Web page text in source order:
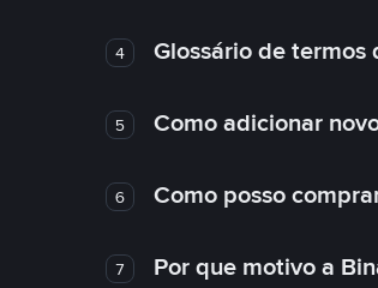
4 Glossário de termos
5 Como adicionar
6 Como posso
7 Por que motivo a